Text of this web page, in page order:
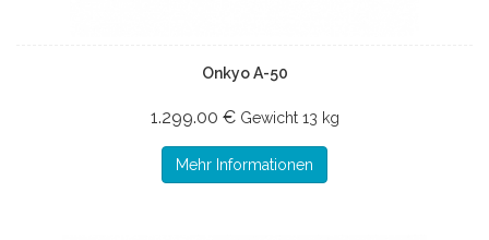
Onkyo A-50
1.299.00 € Gewicht 13 kg
Mehr Informationen